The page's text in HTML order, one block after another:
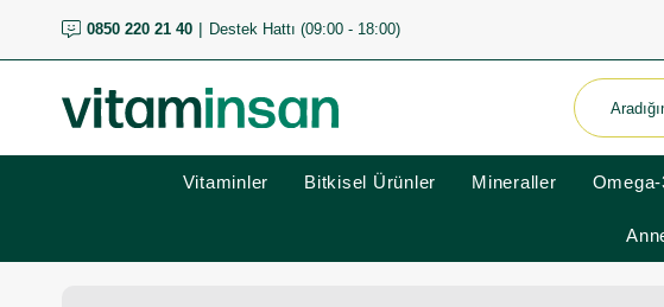
0850 220 21 40 Destek Hattı (09:00 - 18:00)
Vitaminler Bitkisel Ürünler Mineraller Omega-